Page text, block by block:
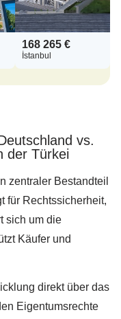
vs.
der Türkei
zentraler Bestandteil
für Rechtssicherheit,
sich um die
Käufer und
direkt über das
Eigentumsrechte
168 265 €
İstanbul